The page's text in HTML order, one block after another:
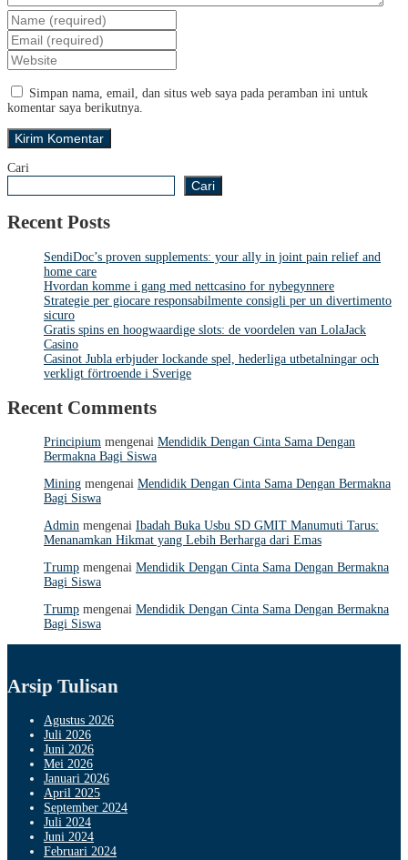
Simpan nama, email, dan situs web saya pada peramban ini untuk
komentar saya berikutnya.
Cari
Cari
Recent Posts
SendiDoc’s proven supplements: your ally in joint pain relief and
home care
Hvordan komme i gang med nettcasino for nybegynnere
Strategie per giocare responsabilmente consigli per un divertimento
sicuro
Gratis spins en hoogwaardige slots: de voordelen van LolaJack
Casino
Casinot Jubla erbjuder lockande spel, hederliga utbetalningar och
verkligt förtroende i Sverige
Recent Comments
Principium mengenai Mendidik Dengan Cinta Sama Dengan
Bermakna Bagi Siswa
Mining mengenai Mendidik Dengan Cinta Sama Dengan Bermakna
Bagi Siswa
Admin mengenai Ibadah Buka Usbu SD GMIT Manumuti Tarus:
Menanamkan Hikmat yang Lebih Berharga dari Emas
Trump mengenai Mendidik Dengan Cinta Sama Dengan Bermakna
Bagi Siswa
Trump mengenai Mendidik Dengan Cinta Sama Dengan Bermakna
Bagi Siswa
Arsip Tulisan
Agustus 2026
Juli 2026
Juni 2026
Mei 2026
Januari 2026
April 2025
September 2024
Juli 2024
Juni 2024
Februari 2024